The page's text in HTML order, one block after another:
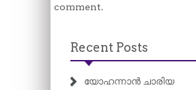
comment.
Recent Posts
യോഹന്നാൻ ചാരിയ